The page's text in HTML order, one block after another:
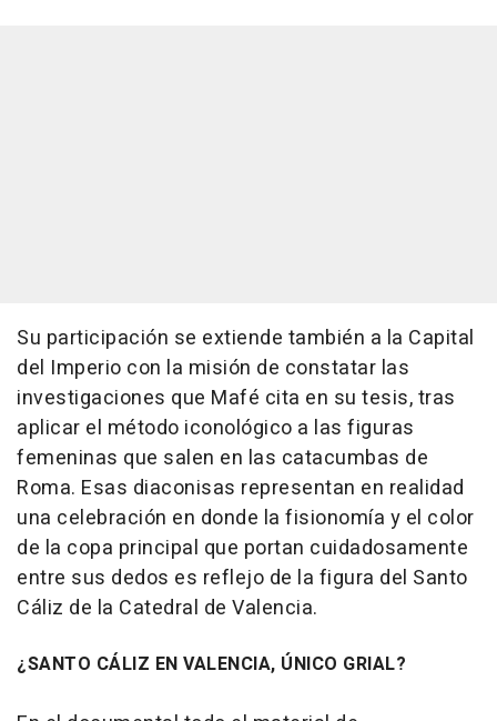
Su participación se extiende también a la Capital
del Imperio con la misión de constatar las
investigaciones que Mafé cita en su tesis, tras
aplicar el método iconológico a las figuras
femeninas que salen en las catacumbas de
Roma. Esas diaconisas representan en realidad
una celebración en donde la fisionomía y el color
de la copa principal que portan cuidadosamente
entre sus dedos es reflejo de la figura del Santo
Cáliz de la Catedral de Valencia.
¿SANTO CÁLIZ EN VALENCIA, ÚNICO GRIAL?